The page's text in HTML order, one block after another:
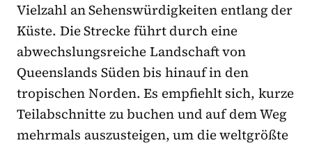
Vielzahl an Sehenswürdigkeiten entlang der
Küste. Die Strecke führt durch eine
abwechslungsreiche Landschaft von
Queenslands Süden bis hinauf in den
tropischen Norden. Es empfiehlt sich, kurze
Teilabschnitte zu buchen und auf dem Weg
mehrmals auszusteigen, um die weltgrößte